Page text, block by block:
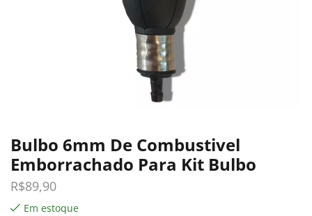
Bulbo 6mm De Combustivel
Emborrachado Para Kit Bulbo
R$89,90
Em estoque